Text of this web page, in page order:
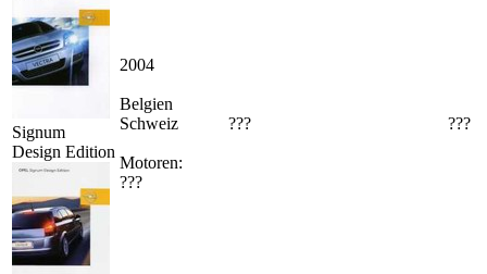
Signum
Design Edition
2004
Belgien
Schweiz
Motoren:
???
??? ???